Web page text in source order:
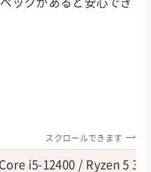
ックがあると安心でき
スクロールできます
Core i5-12400 / Ryzen 5